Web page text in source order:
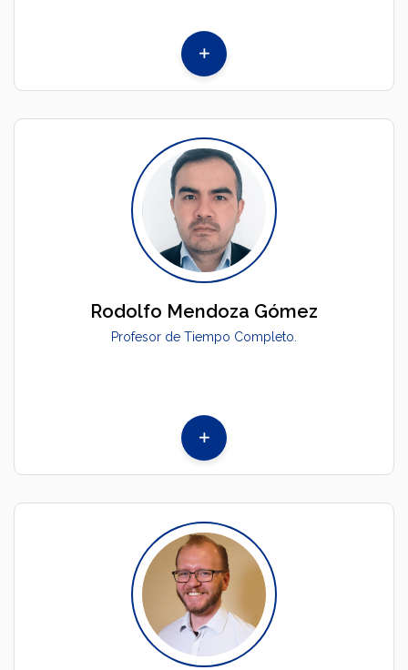
Rodolfo Mendoza Gómez
Profesor de Tiempo Completo.